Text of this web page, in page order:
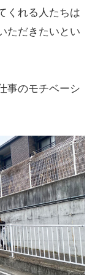
くれる人たちは
ただきたいとい
事のモチベーシ